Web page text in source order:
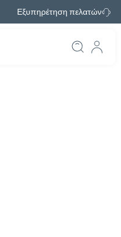
Εξυπηρέτηση πελατών